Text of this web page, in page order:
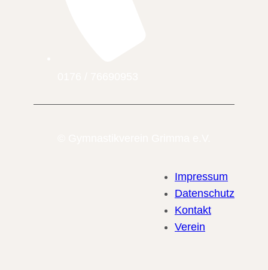
Impressum
Datenschutz
Kontakt
Verein